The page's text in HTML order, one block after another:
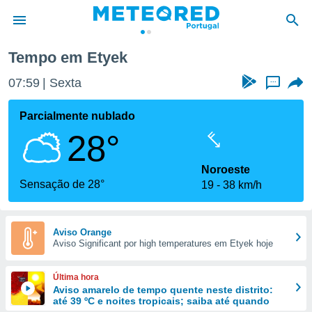
da
foi
fornecidas
a este
das
e
forma
digital
Tempo em Etyek
07:59 Sexta ...
Parcialmente nublado
28°
Sensação de 28°
Noroeste
19
38 km/h
Aviso Orange
Aviso Significant por high temperatures em Etyek hoje
Última hora
Aviso amarelo de tempo quente neste distrito:
até 39 ºC e noites tropicais; saiba até quando